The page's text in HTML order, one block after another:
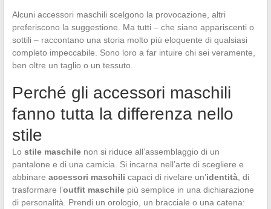
Alcuni accessori maschili scelgono la provocazione, altri
preferiscono la suggestione. Ma tutti – che siano appariscenti o
sottili – raccontano una storia molto più eloquente di qualsiasi
completo impeccabile. Sono loro a far intuire chi sei veramente,
ben oltre un taglio o un tessuto.
Perché gli accessori maschili
fanno tutta la differenza nello
stile
Lo stile maschilenon si riduce all’assemblaggio di un
pantalone e di una camicia. Si incarna nell’arte di scegliere e
abbinare accessori maschili capaci di rivelare un’identità, di
trasformare l’outfit maschilepiù semplice in una dichiarazione
di personalità. Prendi un orologio, un bracciale o una catena: